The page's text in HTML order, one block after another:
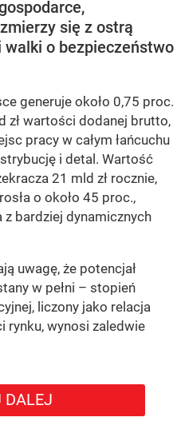
się z ostrą
o bezpieczeństwo
generuje około 0,75 proc.
zł wartości dodanej brutto,
pracy w całym łańcuchu
i detal. Wartość
21 mld zł rocznie,
o około 45 proc.,
bardziej dynamicznych
uwagę, że potencjał
w pełni – stopień
liczony jako relacja
wynosi zaledwie
DALEJ